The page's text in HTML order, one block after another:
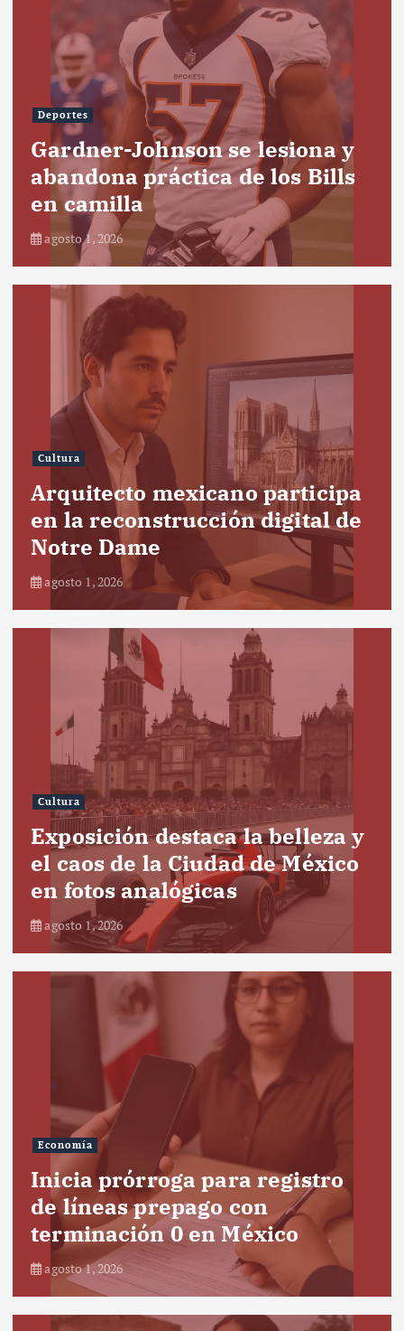
Deportes
Gardner-Johnson se lesiona y
abandona práctica de los Bills
en camilla
agosto 1, 2026
Cultura
Arquitecto mexicano participa
en la reconstrucción digital de
Notre Dame
agosto 1, 2026
Cultura
Exposición destaca la belleza y
el caos de la Ciudad de México
en fotos analógicas
agosto 1, 2026
Economía
Inicia prórroga para registro
de líneas prepago con
terminación 0 en México
agosto 1, 2026